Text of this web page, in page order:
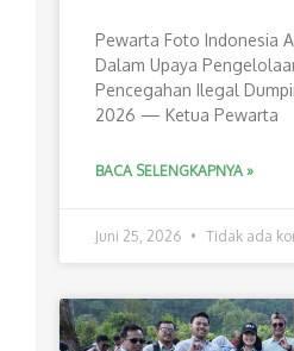
Pewarta Foto Indonesia
Dalam Upaya
Pencegahan Ilegal
2026 — Ketua Pewarta
BACA SELENGKAPNYA »
Juni 25, 2026 Tidak ada